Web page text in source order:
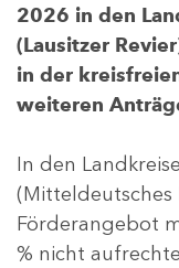
2026 in den
(Lausitzer
in der
weiteren
In den
(Mitteldeutsches
Förderangebot
% nicht